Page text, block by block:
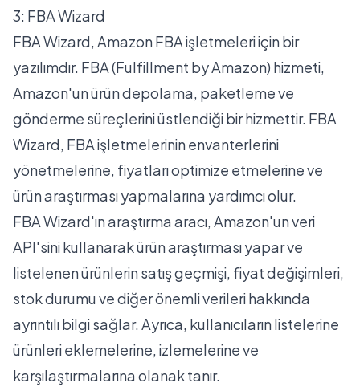
3: FBA Wizard
FBA Wizard, Amazon FBA işletmeleri için bir
yazılımdır. FBA (Fulfillment by Amazon) hizmeti,
Amazon'un ürün depolama, paketleme ve
gönderme süreçlerini üstlendiği bir hizmettir. FBA
Wizard, FBA işletmelerinin envanterlerini
yönetmelerine, fiyatları optimize etmelerine ve
ürün araştırması yapmalarına yardımcı olur.
FBA Wizard'ın araştırma aracı, Amazon'un veri
API'sini kullanarak ürün araştırması yapar ve
listelenen ürünlerin satış geçmişi, fiyat değişimleri,
stok durumu ve diğer önemli verileri hakkında
ayrıntılı bilgi sağlar. Ayrıca, kullanıcıların listelerine
ürünleri eklemelerine, izlemelerine ve
karşılaştırmalarına olanak tanır.